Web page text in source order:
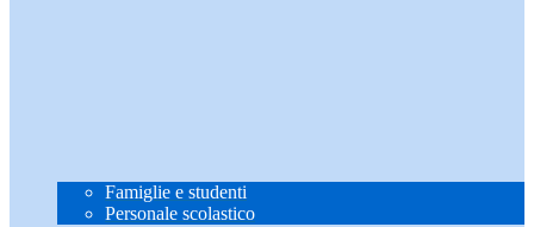
Famiglie e studenti
Personale scolastico